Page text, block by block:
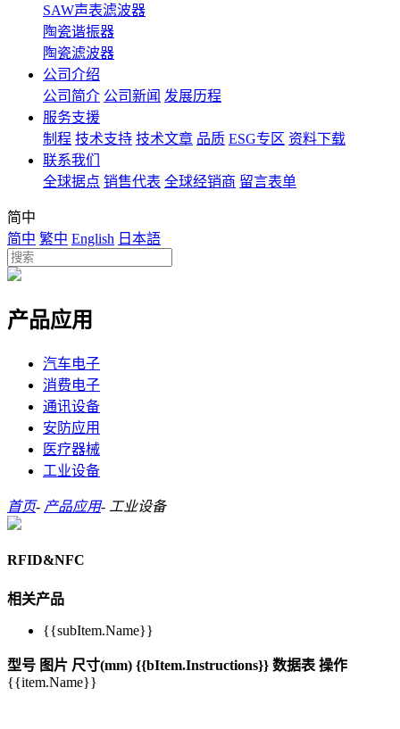
SAW声表滤波器
陶瓷谐振器
陶瓷滤波器
公司介绍
公司简介 公司新闻 发展历程
服务支援
制程 技术支持 技术文章 品质 ESG专区 资料下载
联系我们
全球据点 销售代表 全球经销商 留言表单
简中
简中 繁中 English 日本語
产品应用
汽车电子
消费电子
通讯设备
安防应用
医疗器械
工业设备
首页- 产品应用- 工业设备
RFID&NFC
相关产品
{{subItem.Name}}
型号 图片 尺寸(mm) {{bItem.Instructions}} 数据表 操作
{{item.Name}}